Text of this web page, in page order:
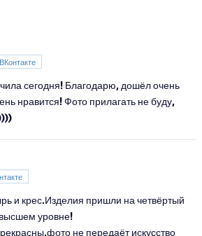
ВКонтакте
сегодня! Благодарю, дошёл очень
нравится! Фото прилагать не буду,
и крес.Изделия пришли на четвёртый
высшем уровне!
не передаёт искусство